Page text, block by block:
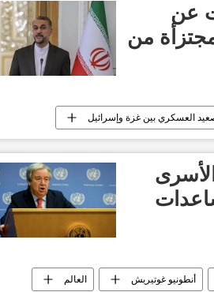
عن
من
العسكري بين غزة وإسرائيل
أنطونيو غوتيريش العالم